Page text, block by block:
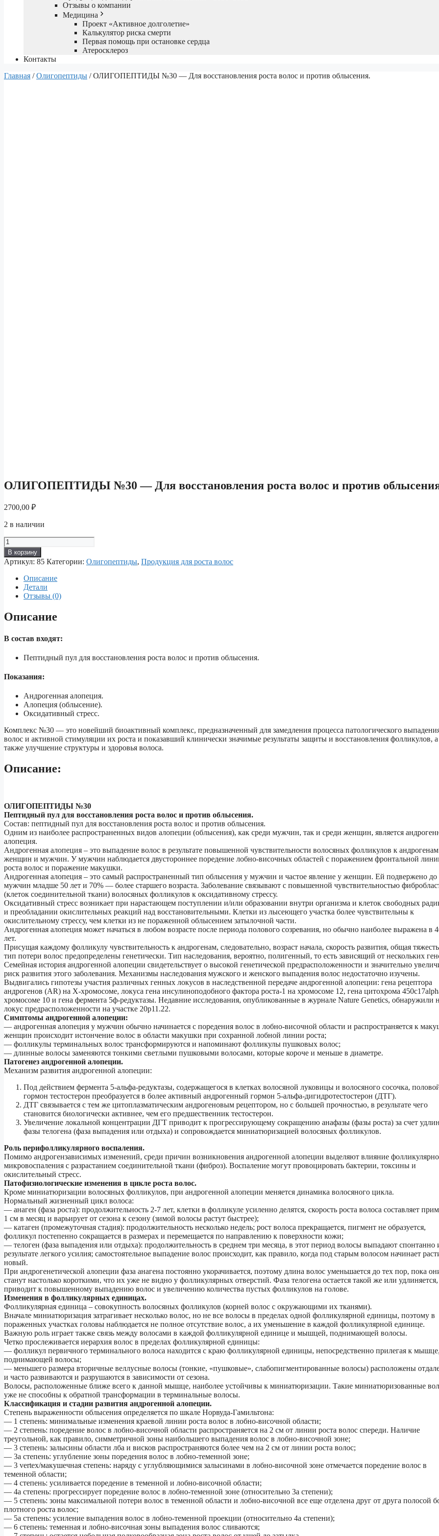
Отзывы о компании
Медицина
Проект «Активное долголетие»
Калькулятор риска смерти
Первая помощь при остановке сердца
Атеросклероз
Контакты
Главная /Олигопептиды / ОЛИГОПЕПТИДЫ №30 — Для восстановления роста волос и против облысения.
ОЛИГОПЕПТИДЫ №30 — Для восстановления роста волос и против
2700,00 ₽
2 в наличии
Количество
товара
ОЛИГОПЕПТИДЫ
№30
Для
восстановления
волос
и
облысения.
В корзину
Артикул: 85 Категории: Олигопептиды, Продукция для роста волос
Описание
Детали
Отзывы (0)
Описание
В состав входят:
Пептидный пул для восстановления роста волос и против облысения.
Показания:
Андрогенная алопеция.
Алопеция (облысение).
Оксидативный стресс.
Комплекс №30 — это новейший биоактивный комплекс, предназначенный для замедления процесса патологического
волос и активной стимуляции их роста и показавший клинически значимые результаты защиты и восстановления фолликулов, а
также улучшение структуры и здоровья волоса.
Описание:
ОЛИГОПЕПТИДЫ №30
Пептидный пул для восстановления роста волос и против облысения.
Состав: пептидный пул для восстановления роста волос и против облысения.
Одним из наиболее распространенных видов алопеции (облысения), как среди мужчин, так и среди женщин, является
алопеция.
Андрогенная алопеция – это выпадение волос в результате повышенной чувствительности волосяных фолликулов к
женщин и мужчин. У мужчин наблюдается двустороннее поредение лобно-височных областей с поражением фронтальной
роста волос и поражение макушки.
Андрогенная алопеция – это самый распространенный тип облысения у мужчин и частое явление у женщин. Ей подвержено до
мужчин младше 50 лет и 70% — более старшего возраста. Заболевание связывают с повышенной чувствительностью
(клеток соединительной ткани) волосяных фолликулов к оксидативному стрессу.
Оксидативный стресс возникает при нарастающем поступлении и/или образовании внутри организма и клеток свободных
и преобладании окислительных реакций над восстановительными. Клетки из лысеющего участка более чувствительны к
окислительному стрессу, чем клетки из не пораженной облысением затылочной части.
Андрогенная алопеция может начаться в любом возрасте после периода полового созревания, но обычно наиболее выражена в
лет.
Присущая каждому фолликулу чувствительность к андрогенам, следовательно, возраст начала, скорость развития, общая
тип потери волос предопределены генетически. Тип наследования, вероятно, полигенный, то есть зависящий от нескольких
Семейная история андрогенной алопеции свидетельствует о высокой генетической предрасположенности и значительно
риск развития этого заболевания. Механизмы наследования мужского и женского выпадения волос недостаточно изучены.
Выдвигались гипотезы участия различных генных локусов в наследственной передаче андрогенной алопеции: гена рецептора
андрогенов (AR) на Х-хромосоме, локуса гена инсулиноподобного фактора роста-1 на хромосоме 12, гена цитохрома
хромосоме 10 и гена фермента 5ф-редуктазы. Недавние исследования, опубликованные в журнале Nature Genetics, обнаружили
локус предрасположенности на участке 20р11.22.
Симптомы андрогенной алопеции:
— андрогенная алопеция у мужчин обычно начинается с поредения волос в лобно-височной области и распространяется к
женщин происходит истончение волос в области макушки при сохранной лобной линии роста;
— фолликулы терминальных волос трансформируются и напоминают фолликулы пушковых волос;
— длинные волосы заменяются тонкими светлыми пушковыми волосами, которые короче и меньше в диаметре.
Патогенез андрогенной алопеции.
Механизм развития андрогенной алопеции:
Под действием фермента 5-альфа-редуктазы, содержащегося в клетках волосяной луковицы и волосяного сосочка,
гормон тестостерон преобразуется в более активный андрогенный гормон 5-альфа-дигидротестостерон (ДТГ).
ДТГ связывается с тем же цитоплазматическим андрогеновым рецептором, но с большей прочностью, в результате чего
становится биологически активнее, чем его предшественник тестостерон.
Увеличение локальной концентрации ДГТ приводит к прогрессирующему сокращению анафазы (фазы роста) за счет
фазы телогена (фаза выпадения или отдыха) и сопровождается миниатюризацией волосяных фолликулов.
Роль перифолликулярного воспаления.
Помимо андрогензависимых изменений, среди причин возникновения андрогенной алопеции выделяют влияние
микровоспаления с разрастанием соединительной ткани (фиброз). Воспаление могут провоцировать бактерии, токсины и
окислительный стресс.
Патофизиологические изменения в цикле роста волос.
Кроме миниатюризации волосяных фолликулов, при андрогенной алопеции меняется динамика волосяного цикла.
Нормальный жизненный цикл волоса:
— анаген (фаза роста): продолжительность 2-7 лет, клетки в фолликуле усиленно делятся, скорость роста волоса составляет
1 см в месяц и варьирует от сезона к сезону (зимой волосы растут быстрее);
— катаген (промежуточная стадия): продолжительность несколько недель; рост волоса прекращается, пигмент не образуется,
фолликул постепенно сокращается в размерах и перемещается по направлению к поверхности кожи;
— телоген (фаза выпадения или отдыха): продолжительность в среднем три месяца, в этот период волосы выпадают спонтанно
результате легкого усилия; самостоятельное выпадение волос происходит, как правило, когда под старым волосом начинает
новый.
При андрогенетической алопеции фаза анагена постоянно укорачивается, поэтому длина волос уменьшается до тех пор, пока
станут настолько короткими, что их уже не видно у фолликулярных отверстий. Фаза телогена остается такой же или
приводит к повышенному выпадению волос и увеличению количества пустых фолликулов на голове.
Изменения в фолликулярных единицах.
Фолликулярная единица – совокупность волосяных фолликулов (корней волос с окружающими их тканями).
Вначале миниатюризация затрагивает несколько волос, но не все волосы в пределах одной фолликулярной единицы, поэтому в
пораженных участках головы наблюдается не полное отсутствие волос, а их уменьшение в каждой фолликулярной единице.
Важную роль играет также связь между волосами в каждой фолликулярной единице и мышцей, поднимающей волосы.
Четко прослеживается иерархия волос в пределах фолликулярной единицы:
— фолликул первичного терминального волоса находится с краю фолликулярной единицы, непосредственно прилегая к
поднимающей волосы;
— меньшего размера вторичные веллусные волосы (тонкие, «пушковые», слабопигментированные волосы) расположены
и часто развиваются и разрушаются в зависимости от сезона.
Волосы, расположенные ближе всего к данной мышце, наиболее устойчивы к миниатюризации. Такие миниатюризованные
уже не способны к обратной трансформации в терминальные волосы.
Классификация и стадии развития андрогенной алопеции.
Степень выраженности облысения определяется по шкале Норвуда-Гамильтона:
— 1 степень: минимальные изменения краевой линии роста волос в лобно-височной области;
— 2 степень: поредение волос в лобно-височной области распространяется на 2 см от линии роста волос спереди. Наличие
треугольной, как правило, симметричной зоны наибольшего выпадения волос в лобно-височной зоне;
— 3 степень: залысины области лба и висков распространяются более чем на 2 см от линии роста волос;
— 3а степень: углубление зоны поредения волос в лобно-теменной зоне;
— 3 vertex/макушечная степень: наряду с углубляющимися залысинами в лобно-височной зоне отмечается поредение волос в
теменной области;
— 4 степень: усиливается поредение в теменной и лобно-височной области;
— 4а степень: прогрессирует поредение волос в лобно-теменной зоне (относительно 3а степени);
— 5 степень: зоны максимальной потери волос в теменной области и лобно-височной все еще отделена друг от друга полосой
плотного роста волос;
— 5а степень: усиление выпадения волос в лобно-теменной проекции (относительно 4а степени);
— 6 степень: теменная и лобно-височная зоны выпадения волос сливаются;